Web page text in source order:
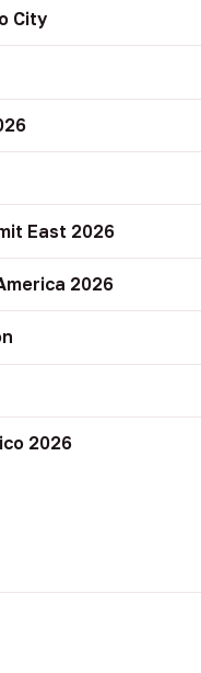
City
East 2026
2026
2026